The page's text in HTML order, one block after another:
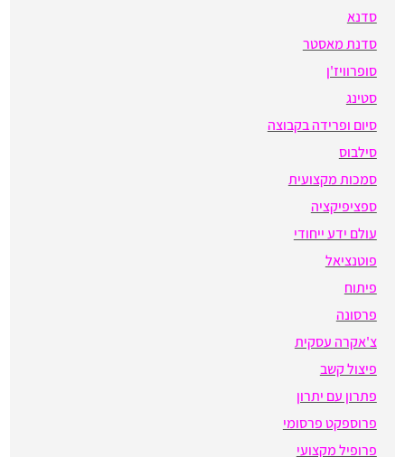
סדנא
סדנת מאסטר
סופרוויז'ן
סטינג
סיום ופרידה בקבוצה
סילבוס
סמכות מקצועית
ספציפיקציה
עולם ידע ייחודי
פוטנציאל
פיתוח
פרסונה
צ'אקרה עסקית
פיצול קשב
פתרון עם יתרון
פרוספקט פרסומי
פרופיל מקצועי